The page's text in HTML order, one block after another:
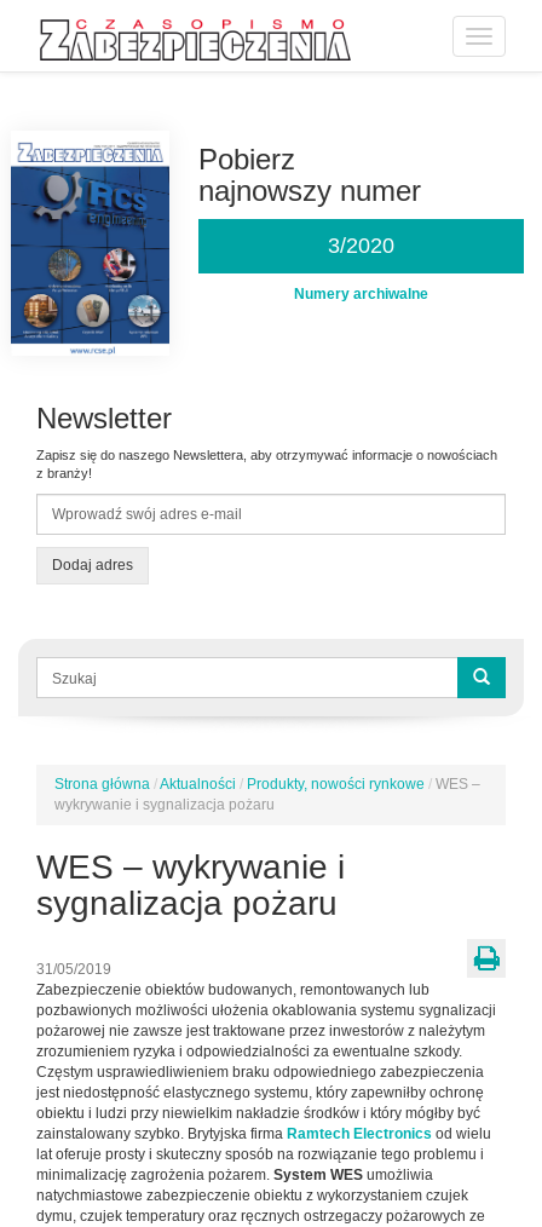
Toggle
Pobierz
najnowszy numer
3/2020
Numery archiwalne
Newsletter
Zapisz się do naszego Newslettera, aby otrzymywać informacje o nowościach
z branży!
Dodaj adres
Formularz
wyszukiwania
Jesteś
tutaj
Strona główna /Aktualności / Produkty, nowości rynkowe / WES –
wykrywanie i sygnalizacja pożaru
WES – wykrywanie i
sygnalizacja pożaru
31/05/2019
Zabezpieczenie obiektów budowanych, remontowanych lub
pozbawionych możliwości ułożenia okablowania systemu sygnalizacji
pożarowej nie zawsze jest traktowane przez inwestorów z należytym
zrozumieniem ryzyka i odpowiedzialności za ewentualne szkody.
Częstym usprawiedliwieniem braku odpowiedniego zabezpieczenia
jest niedostępność elastycznego systemu, który zapewniłby ochronę
obiektu i ludzi przy niewielkim nakładzie środków i który mógłby być
zainstalowany szybko. Brytyjska firma Ramtech Electronics od wielu
lat oferuje prosty i skuteczny sposób na rozwiązanie tego problemu i
minimalizację zagrożenia pożarem. System WES umożliwia
natychmiastowe zabezpieczenie obiektu z wykorzystaniem czujek
dymu, czujek temperatury oraz ręcznych ostrzegaczy pożarowych ze